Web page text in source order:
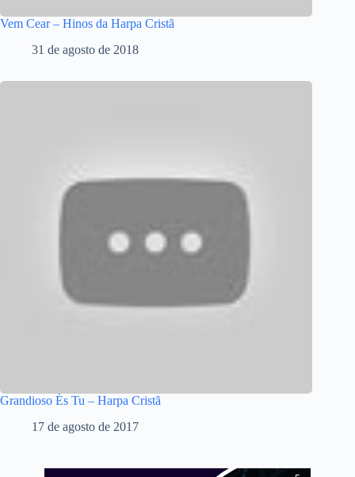
Vem Cear – Hinos da Harpa Cristã
31 de agosto de 2018
Grandioso És Tu – Harpa Cristã
17 de agosto de 2017